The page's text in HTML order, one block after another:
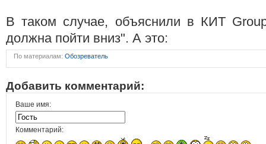
В таком случае, объяснили в КИТ
должна пойти вниз". А это:
По материалам: Обозреватель
Добавить комментарий:
Ваше имя:
Комментарий: